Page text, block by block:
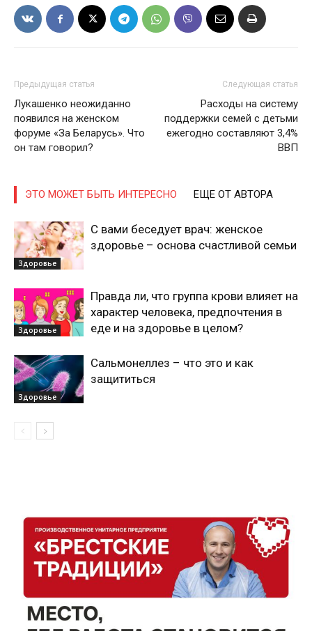
Предыдущая статья
Лукашенко неожиданно
появился на женском
форуме «За Беларусь». Что
он там говорил?
Следующая статья
Расходы на систему
поддержки семей с детьми
ежегодно составляют 3,4%
ВВП
ЭТО МОЖЕТ БЫТЬ ИНТЕРЕСНО ЕЩЕ ОТ АВТОРА
Здоровье
С вами беседует врач: женское
здоровье – основа счастливой семьи
Здоровье
Правда ли, что группа крови влияет на
характер человека, предпочтения в
еде и на здоровье в целом?
Здоровье
Сальмонеллез – что это и как
защититься